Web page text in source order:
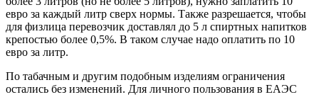
евро за каждый литр сверх нормы. Также разрешается, чтобы
для физлица перевозчик доставлял до 5 л спиртных напитков
крепостью более 0,5%. В таком случае надо оплатить по 10
евро за литр.
По табачным и другим подобным изделиям ограничения
остались без изменений. Для личного пользования в ЕАЭС